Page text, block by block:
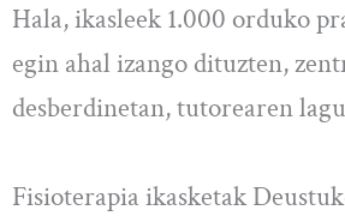
Hala, ikasleek 1.000 orduko
egin ahal izango dituzten,
desberdinetan, tutorearen
Fisioterapia ikasketak